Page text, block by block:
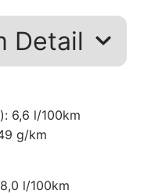
Detail
6,6 l/100km
g/km
8,0 l/100km